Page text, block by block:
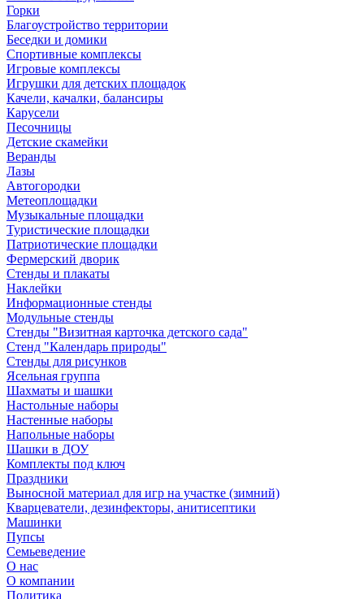
Горки
Благоустройство территории
Беседки и домики
Спортивные комплексы
Игровые комплексы
Игрушки для детских площадок
Качели, качалки, балансиры
Карусели
Песочницы
Детские скамейки
Веранды
Лазы
Автогородки
Метеоплощадки
Музыкальные площадки
Туристические площадки
Патриотические площадки
Фермерский дворик
Стенды и плакаты
Наклейки
Информационные стенды
Модульные стенды
Стенды "Визитная карточка детского сада"
Стенд "Календарь природы"
Стенды для рисунков
Ясельная группа
Шахматы и шашки
Настольные наборы
Настенные наборы
Напольные наборы
Шашки в ДОУ
Комплекты под ключ
Праздники
Выносной материал для игр на участке (зимний)
Кварцеватели, дезинфекторы, анитисептики
Машинки
Пупсы
Семьеведение
О нас
О компании
Политика